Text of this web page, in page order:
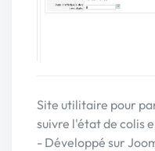
Site utilitaire pour
suivre l'état de colis
- Développé sur